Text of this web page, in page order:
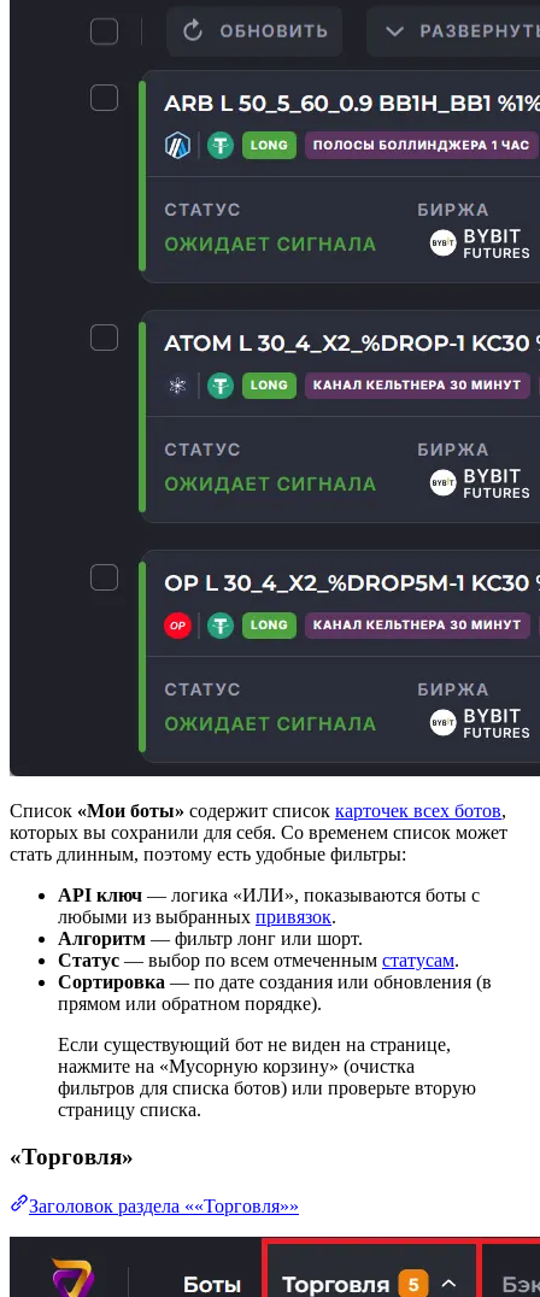
Список «Мои боты» содержит список карточек всех ботов,
которых вы сохранили для себя. Со временем список может
стать длинным, поэтому есть удобные фильтры:
API ключ — логика «ИЛИ», показываются боты с
любыми из выбранных привязок.
Алгоритм — фильтр лонг или шорт.
Статус — выбор по всем отмеченным статусам.
Сортировка — по дате создания или обновления (в
прямом или обратном порядке).
Если существующий бот не виден на странице,
нажмите на «Мусорную корзину» (очистка
фильтров для списка ботов) или проверьте вторую
страницу списка.
«Торговля»
Заголовок раздела ««Торговля»»